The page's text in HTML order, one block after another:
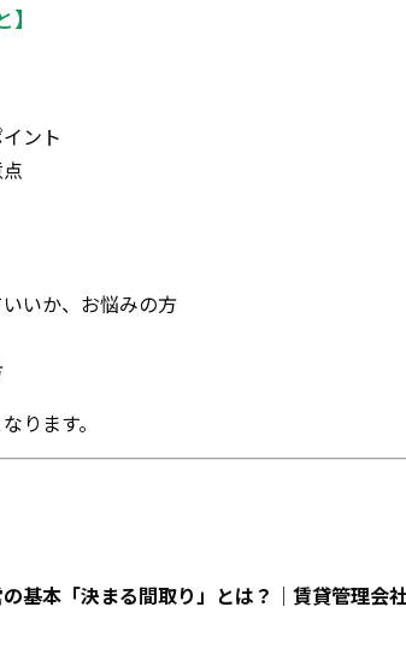
ント
いか、お悩みの方
ります。
基本「決まる間取り」とは？ ｜賃貸管理会